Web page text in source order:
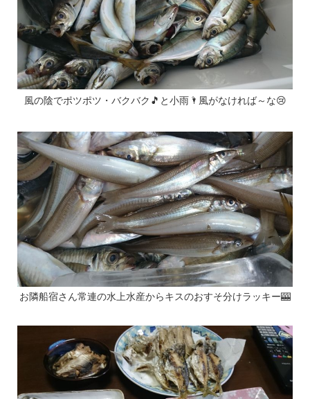
風の陰でポツポツ・バクバク🎵と小雨🌂風がなければ～な😢
お隣船宿さん常連の水上水産からキスのおすそ分けラッキー🎰